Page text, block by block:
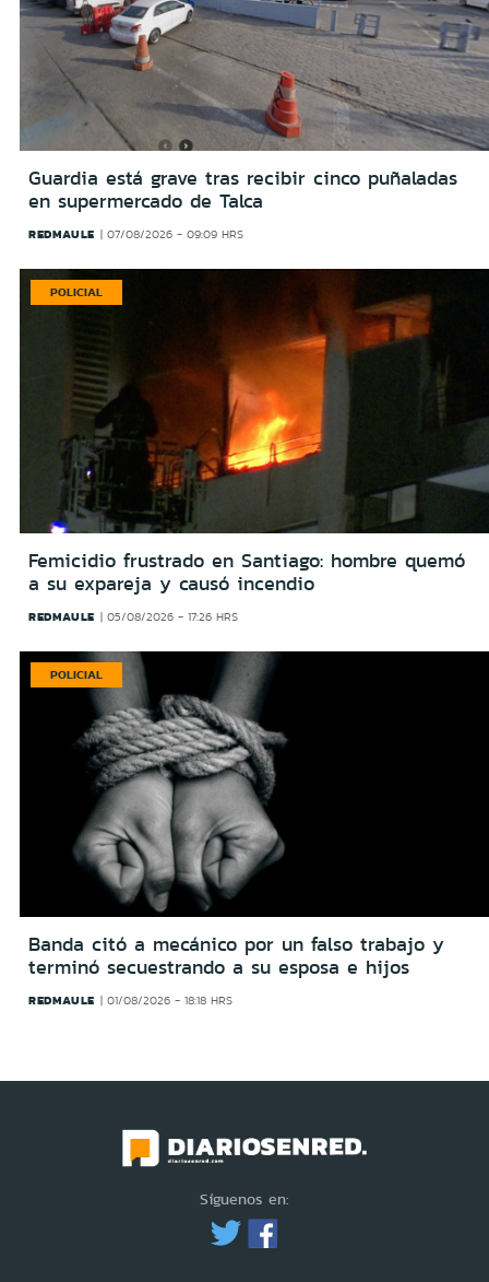
Guardia está grave tras recibir cinco puñaladas
en supermercado de Talca
REDMAULE 07/08/2026 - 09:09 HRS
POLICIAL
Femicidio frustrado en Santiago: hombre quemó
a su expareja y causó incendio
REDMAULE 05/08/2026 - 17:26 HRS
POLICIAL
Banda citó a mecánico por un falso trabajo y
terminó secuestrando a su esposa e hijos
REDMAULE 01/08/2026 - 18:18 HRS
Síguenos en: